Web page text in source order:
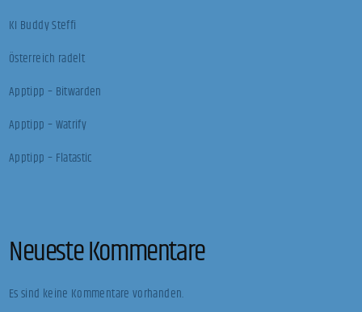
KI Buddy Steffi
Österreich radelt
Apptipp – Bitwarden
Apptipp – Watrify
Apptipp – Flatastic
Neueste Kommentare
Es sind keine Kommentare vorhanden.